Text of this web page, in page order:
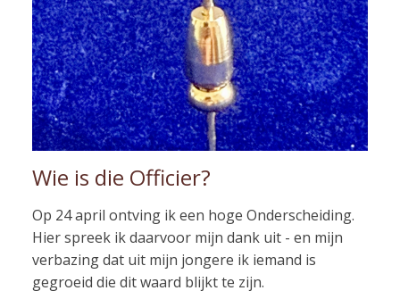
Wie is die Officier?
Op 24 april ontving ik een hoge Onderscheiding.
Hier spreek ik daarvoor mijn dank uit - en mijn
verbazing dat uit mijn jongere ik iemand is
gegroeid die dit waard blijkt te zijn.